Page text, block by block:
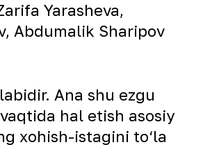
Yarasheva,
Abdumalik Sharipov
Ana shu ezgu
hal etish asosiy
xohish-istagini to‘la